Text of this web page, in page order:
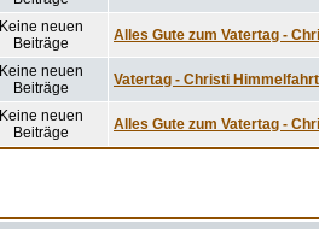
Alles Gute zum Vatertag -
Vatertag - Christi Himmelfahrt
Alles Gute zum Vatertag -